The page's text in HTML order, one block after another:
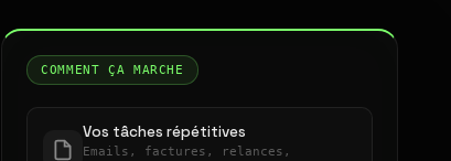
COMMENT ÇA MARCHE
Vos tâches répétitives
Emails, factures, relances,